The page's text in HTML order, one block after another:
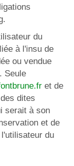
du
à l'insu de
ou vendue
Seule
et de
dites
serait à son
et de
du